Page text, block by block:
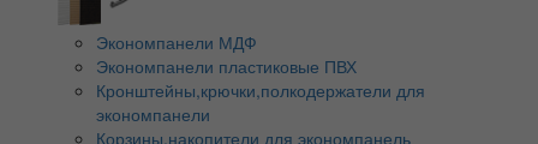
Экономпанели МДФ
Экономпанели пластиковые ПВХ
Кронштейны,крючки,полкодержатели для
экономпанели
Корзины,накопители для экономпанель